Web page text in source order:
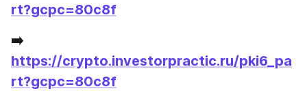
rt?gcpc=80c8f
https://crypto.investorpractic.ru/pki6_pa
rt?gcpc=80c8f